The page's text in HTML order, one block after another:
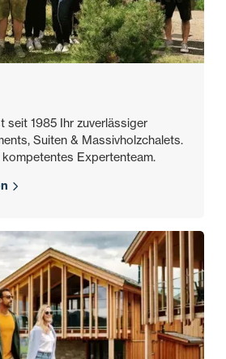
seit 1985 Ihr zuverlässiger
Suiten & Massivholzchalets.
Expertenteam.